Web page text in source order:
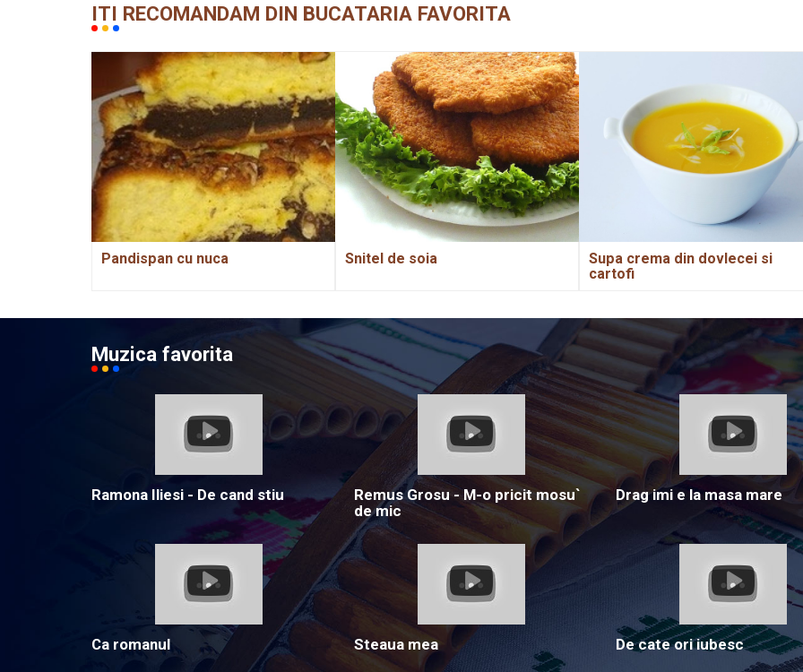
ITI RECOMANDAM DIN BUCATARIA FAVORITA
Pandispan cu nuca Snitel de soia
Supa crema din dovlecei si
cartofi
Muzica favorita
Ramona Iliesi - De cand stiu
Remus Grosu - M-o pricit mosu`
de mic
Drag imi e la masa mare
Ca romanul Steaua mea De cate ori iubesc